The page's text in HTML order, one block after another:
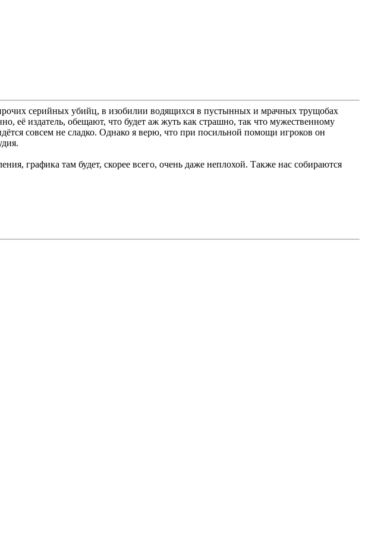
серийных убийц, в изобилии водящихся в пустынных и мрачных трущобах
её издатель, обещают, что будет аж жуть как страшно, так что мужественному
совсем не сладко. Однако я верю, что при посильной помощи игроков он
графика там будет, скорее всего, очень даже неплохой. Также нас собираются